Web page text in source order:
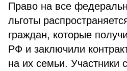
Право на все
льготы
граждан, которые
РФ и заключили
на их семьи. Участники